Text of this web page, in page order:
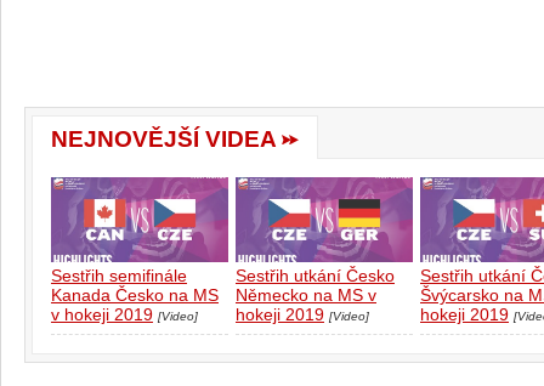
NEJNOVĚJŠÍ VIDEA
Sestřih semifinále
Kanada Česko na MS
v hokeji 2019 [Video]
Sestřih utkání Česko
Německo na MS v
hokeji 2019 [Video]
Sestřih utkání
Švýcarsko na
hokeji 2019